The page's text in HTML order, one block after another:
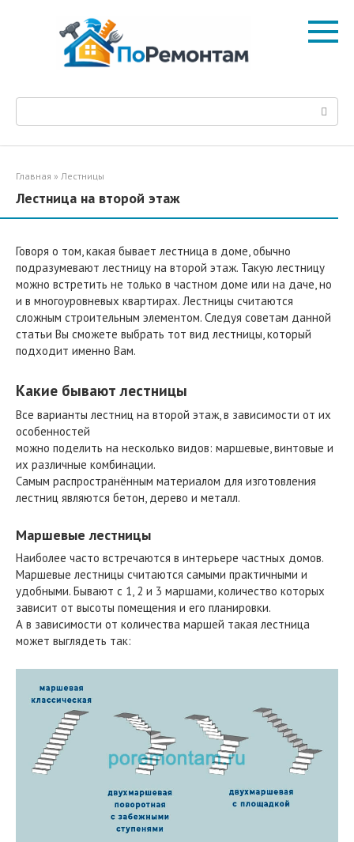
Поиск:
Главная » Лестницы
Лестница на второй этаж
Говоря о том, какая бывает лестница в доме, обычно
подразумевают лестницу на второй этаж. Такую лестницу
можно встретить не только в частном доме или на даче, но
и в многоуровневых квартирах. Лестницы считаются
сложным строительным элементом. Следуя советам данной
статьи Вы сможете выбрать тот вид лестницы, который
подходит именно Вам.
Какие бывают лестницы
Все варианты лестниц на второй этаж, в зависимости от их
особенностей
можно поделить на несколько видов: маршевые, винтовые и
их различные комбинации.
Самым распространённым материалом для изготовления
лестниц являются бетон, дерево и металл.
Маршевые лестницы
Наиболее часто встречаются в интерьере частных домов.
Маршевые лестницы считаются самыми практичными и
удобными. Бывают с 1, 2 и 3 маршами, количество которых
зависит от высоты помещения и его планировки.
А в зависимости от количества маршей такая лестница
может выглядеть так: